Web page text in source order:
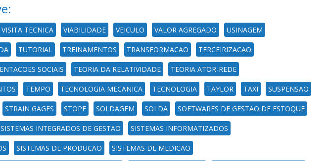
VISITA TECNICA VIABILIDADE VEICULO VALOR AGREGADO USINAGEM
TUTORIAL TREINAMENTOS TRANSFORMACAO TERCEIRIZACAO
SOCIAIS TEORIA DA RELATIVIDADE TEORIA ATOR-REDE
TEMPO TECNOLOGIA MECANICA TECNOLOGIA TAYLOR TAXI SUSPENSAO
STRAIN GAGES STOPE SOLDAGEM SOLDA SOFTWARES DE GESTAO DE ESTOQUE
SISTEMAS INTEGRADOS DE GESTAO SISTEMAS INFORMATIZADOS
SISTEMAS DE PRODUCAO SISTEMAS DE MEDICAO